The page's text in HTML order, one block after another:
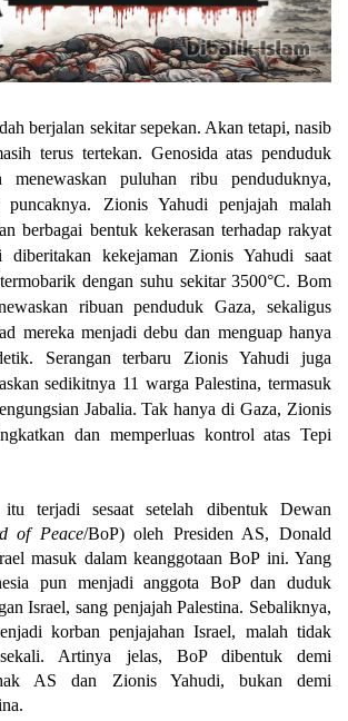
berjalan sekitar sepekan. Akan tetapi, nasib
terus tertekan. Genosida atas penduduk
puluhan ribu penduduknya,
Zionis Yahudi penjajah malah
berbagai bentuk kekerasan terhadap rakyat
kekejaman Zionis Yahudi saat
dengan suhu sekitar 3500°C. Bom
ribuan penduduk Gaza, sekaligus
mereka menjadi debu dan menguap hanya
Serangan terbaru Zionis Yahudi juga
sedikitnya 11 warga Palestina, termasuk
Jabalia. Tak hanya di Gaza, Zionis
dan memperluas kontrol atas Tepi
itu terjadi sesaat setelah dibentuk Dewan
of Peace/BoP) oleh Presiden AS, Donald
masuk dalam keanggotaan BoP ini. Yang
pun menjadi anggota BoP dan duduk
Israel, sang penjajah Palestina. Sebaliknya,
korban penjajahan Israel, malah tidak
Artinya jelas, BoP dibentuk demi
AS dan Zionis Yahudi, bukan demi